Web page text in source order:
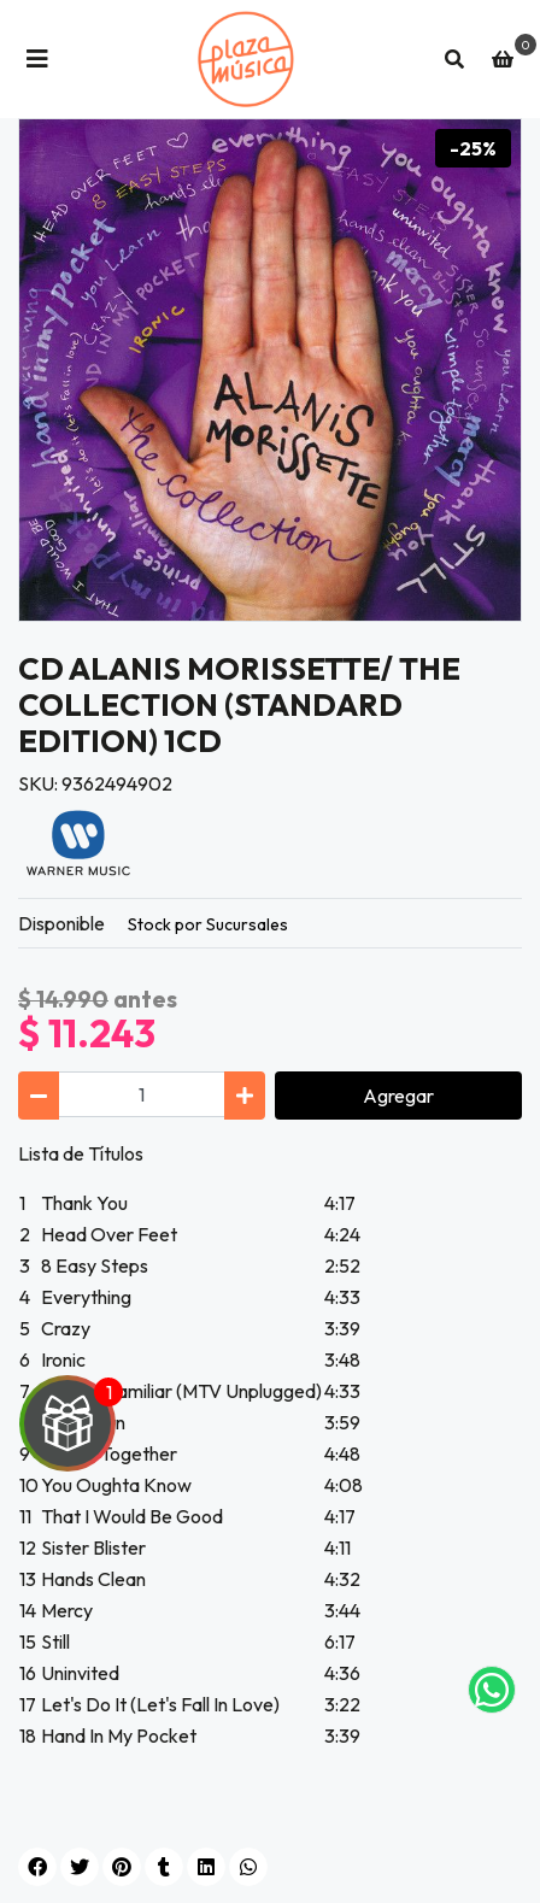
correo
0
-25%
CD ALANIS MORISSETTE/ THE
COLLECTION (STANDARD
EDITION) 1CD
SKU: 9362494902
Disponible Stock por Sucursales
$ 14.990 antes
$ 11.243
Agregar
Lista de Títulos
1 Thank You
4:17
2 Head Over Feet
4:24
3 8 Easy Steps
2:52
4 Everything
4:33
5 Crazy
3:39
6 Ironic
3:48
7 Princes Familiar (MTV Unplugged)4:33
8
You Learn
3:59
9 Simple Together
4:48
10You Oughta Know
4:08
11 That I Would Be Good
4:17
12 Sister Blister
4:11
13 Hands Clean
4:32
14 Mercy
3:44
15 Still
6:17
16 Uninvited
4:36
17 Let's Do It (Let's Fall In Love)
3:22
18 Hand In My Pocket 3:39